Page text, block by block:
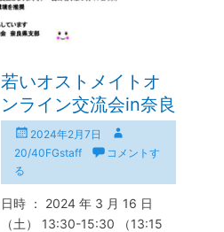
若いオストメイトオ
ンライン交流会in奈良
投
稿
日
2024年2月7日
投
稿
20/40FGstaff
コメントす
る
日時 ： 2024 年 3 月 16 日
（土） 13:30-15:30 （13:15